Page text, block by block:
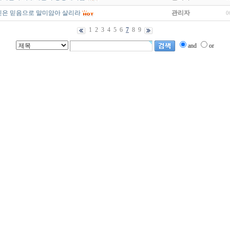
은 믿음으로 말미암아 살리라 관리자
1 2 3 4 5 6 7 8 9
and or